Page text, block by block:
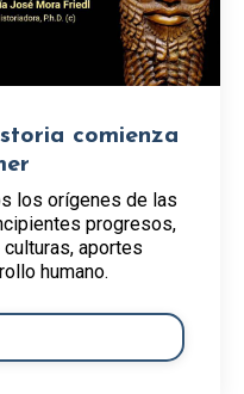
comienza
los orígenes de las
progresos,
aportes
humano.